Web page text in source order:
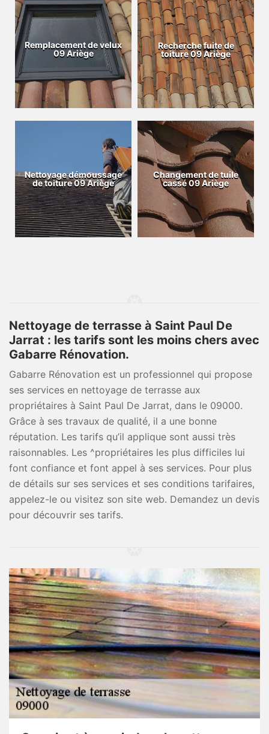
Remplacement de velux
09 Ariège
Recherche fuite de
toiture 09 Ariège
Nettoyage démoussage
de toiture 09 Ariège
Changement de tuile
cassé 09 Ariège
Nettoyage de terrasse à Saint Paul De
Jarrat : les tarifs sont les moins chers avec
Gabarre Rénovation.
Gabarre Rénovation est un professionnel qui propose
ses services en nettoyage de terrasse aux
propriétaires à Saint Paul De Jarrat, dans le 09000.
Grâce à ses travaux de qualité, il a une bonne
réputation. Les tarifs qu’il applique sont aussi très
raisonnables. Les ^propriétaires les plus difficiles lui
font confiance et font appel à ses services. Pour plus
de détails sur ses services et ses conditions tarifaires,
appelez-le ou visitez son site web. Demandez un devis
pour découvrir ses tarifs.